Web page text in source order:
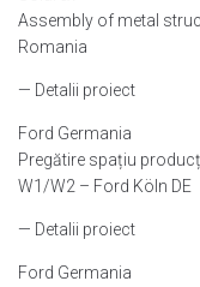
Assembly of metal
Romania
— Detalii proiect
Ford Germania
Pregătire spațiu
W1/W2 – Ford Köln DE
— Detalii proiect
Ford Germania